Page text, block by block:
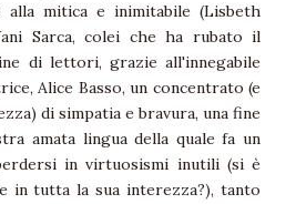
mitica e inimitabile (Lisbeth
Sarca, colei che ha rubato il
di lettori, grazie all'innegabile
Alice Basso, un concentrato (e
di simpatia e bravura, una fine
amata lingua della quale fa un
in virtuosismi inutili (si è
in tutta la sua interezza?), tanto